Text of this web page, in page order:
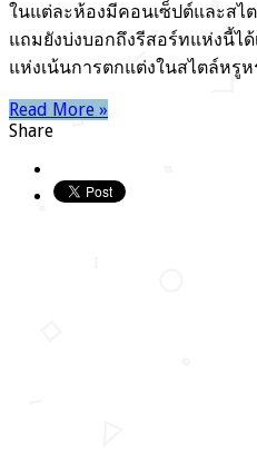
ในแต่ละห้องมีคอนเซ็ปต์และสไ
แถมยังบ่งบอกถึงรีสอร์ทแห่งนี้ไ
แห่งเน้นการตกแต่งในสไตล์หรู
Read More »
Share